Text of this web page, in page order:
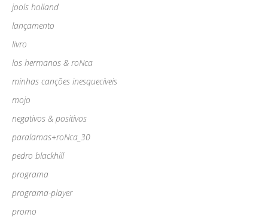
jools holland
lançamento
livro
los hermanos & roNca
minhas canções inesquecíveis
mojo
negativos & positivos
paralamas+roNca_30
pedro blackhill
programa
programa-player
promo